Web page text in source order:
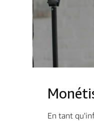
En tant